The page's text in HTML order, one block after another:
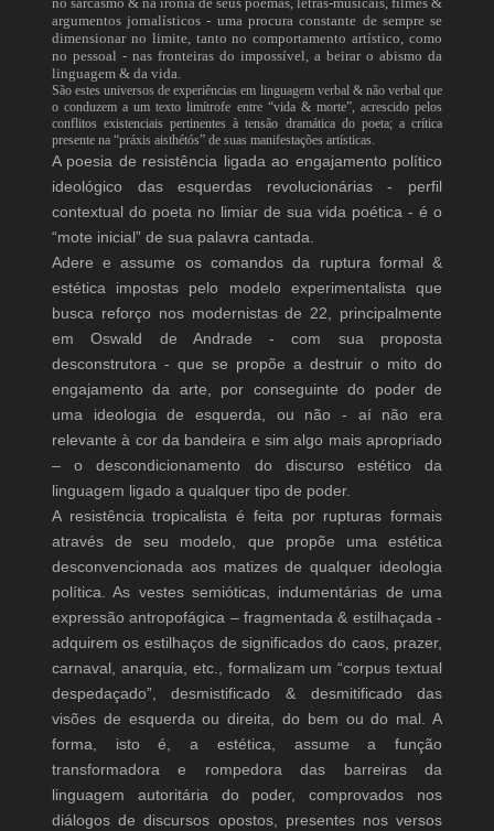
argumentos jornalísticos - uma procura constante de sempre se
dimensionar no limite, tanto no comportamento artístico, como
no pessoal - nas fronteiras do impossível, a beirar o abismo da
linguagem & da vida.
São estes universos de experiências em linguagem verbal & não verbal que
o conduzem a um texto limítrofe entre “vida & morte”, acrescido pelos
conflitos existenciais pertinentes à tensão dramática do poeta; a crítica
presente na “práxis aisthétós” de suas manifestações artísticas.
A poesia de resistência ligada ao engajamento político
ideológico das esquerdas revolucionárias - perfil
contextual do poeta no limiar de sua vida poética - é o
“mote inicial” de sua palavra cantada.
Adere e assume os comandos da ruptura formal &
estética impostas pelo modelo experimentalista que
busca reforço nos modernistas de 22, principalmente
em Oswald de Andrade - com sua proposta
desconstrutora - que se propõe a destruir o mito do
engajamento da arte, por conseguinte do poder de
uma ideologia de esquerda, ou não - aí não era
relevante à cor da bandeira e sim algo mais apropriado
– o descondicionamento do discurso estético da
linguagem ligado a qualquer tipo de poder.
A resistência tropicalista é feita por rupturas formais
através de seu modelo, que propõe uma estética
desconvencionada aos matizes de qualquer ideologia
política. As vestes semióticas, indumentárias de uma
expressão antropofágica – fragmentada & estilhaçada -
adquirem os estilhaços de significados do caos, prazer,
carnaval, anarquia, etc., formalizam um “corpus textual
despedaçado”, desmistificado & desmitificado das
visões de esquerda ou direita, do bem ou do mal. A
forma, isto é, a estética, assume a função
transformadora e rompedora das barreiras da
linguagem autoritária do poder, comprovados nos
diálogos de discursos opostos, presentes nos versos